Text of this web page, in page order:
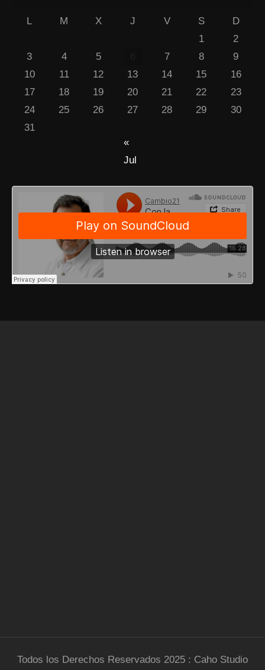
L M X J V S
D
1
2
3
4 5 7 8
9
10
11 12 13 14 15
16
17
18 19 20 21 22
23
24
25 26 27 28 29
30
31
«
Jul
Todos los Derechos Reservados 2025 : Caho Studio